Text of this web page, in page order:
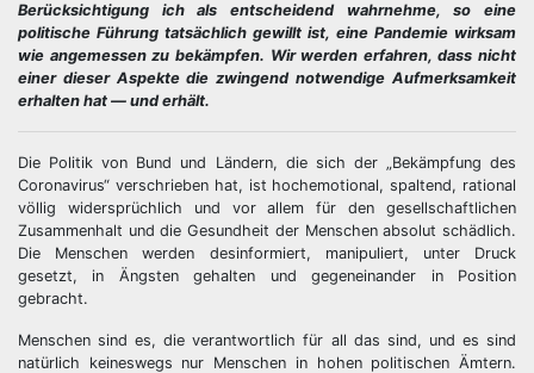
Berücksichtigung ich als entscheidend wahrnehme, so eine
politische Führung tatsächlich gewillt ist, eine Pandemie wirksam
wie angemessen zu bekämpfen. Wir werden erfahren, dass nicht
einer dieser Aspekte die zwingend notwendige Aufmerksamkeit
erhalten hat — und erhält.
Die Politik von Bund und Ländern, die sich der „Bekämpfung des
Coronavirus“ verschrieben hat, ist hochemotional, spaltend, rational
völlig widersprüchlich und vor allem für den gesellschaftlichen
Zusammenhalt und die Gesundheit der Menschen absolut schädlich.
Die Menschen werden desinformiert, manipuliert, unter Druck
gesetzt, in Ängsten gehalten und gegeneinander in Position
gebracht.
Menschen sind es, die verantwortlich für all das sind, und es sind
natürlich keineswegs nur Menschen in hohen politischen Ämtern.